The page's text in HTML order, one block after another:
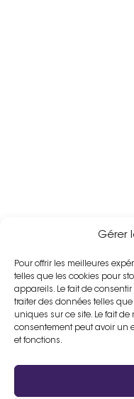
Gérer
Pour offrir les meilleures
telles que les cookies pour
appareils. Le fait de
traiter des données telles
uniques sur ce site. Le fait
consentement peut avoir un
et fonctions.